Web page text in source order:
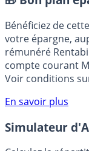
🎁 Bon plan
Bénéficiez de
votre épargne,
rémunéré
compte courant
Voir conditions
En savoir plus
Simulateur